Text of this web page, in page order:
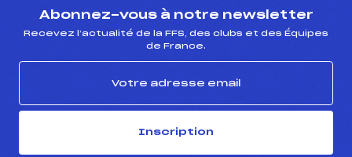
Abonnez-vous à notre newsletter
Recevez l’actualité de la FFS, des clubs et des Équipes
de France.
Inscription